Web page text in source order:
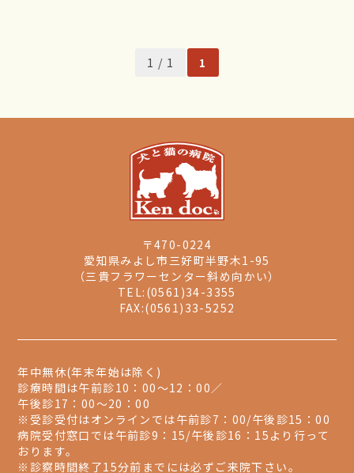
1 / 1 1
〒470-0224
愛知県みよし市三好町半野木1-95
（三貴フラワーセンター斜め向かい）
TEL:(0561)34-3355
FAX:(0561)33-5252
年中無休(年末年始は除く)
診療時間は午前診10：00～12：00／
午後診17：00～20：00
※受診受付はオンラインでは午前診7：00/午後診15：00
病院受付窓口では午前診9：15/午後診16：15より行って
おります。
※診察時間終了15分前までには必ずご来院下さい。